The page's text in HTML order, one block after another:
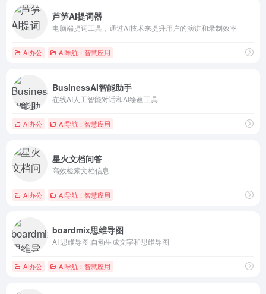
芦笋AI提词器
电脑端提词工具，通过AI技术来提升用户的演讲和录制效率
AI办公 AI导航：智慧应用
BusinessAI智能助手
在线AI人工智能对话和AI绘画工具
AI办公 AI导航：智慧应用
星火文档问答
高效检索文档信息
AI办公 AI导航：智慧应用
boardmix思维导图
AI 思维导图,自动生成文字和思维导图
AI办公 AI导航：智慧应用